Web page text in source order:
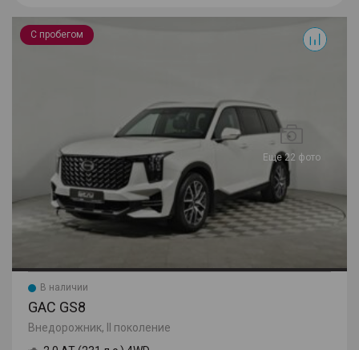
С пробегом
Еще 22 фото
GS8
В наличии
GAC GS8
Внедорожник, II поколение